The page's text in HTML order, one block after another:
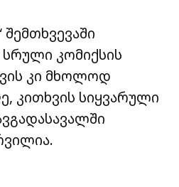
შემთხვევაში
კომიქსის
კი მხოლოდ
კითხვის სიყვარული